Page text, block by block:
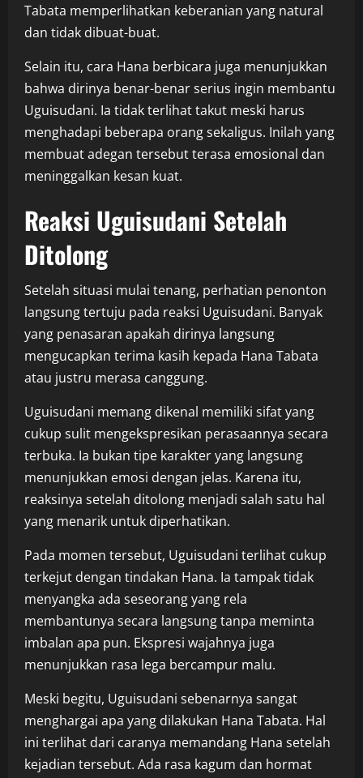
Tabata memperlihatkan keberanian yang natural
dan tidak dibuat-buat.
Selain itu, cara Hana berbicara juga menunjukkan
bahwa dirinya benar-benar serius ingin membantu
Uguisudani. Ia tidak terlihat takut meski harus
menghadapi beberapa orang sekaligus. Inilah yang
membuat adegan tersebut terasa emosional dan
meninggalkan kesan kuat.
Reaksi Uguisudani Setelah
Ditolong
Setelah situasi mulai tenang, perhatian penonton
langsung tertuju pada reaksi Uguisudani. Banyak
yang penasaran apakah dirinya langsung
mengucapkan terima kasih kepada Hana Tabata
atau justru merasa canggung.
Uguisudani memang dikenal memiliki sifat yang
cukup sulit mengekspresikan perasaannya secara
terbuka. Ia bukan tipe karakter yang langsung
menunjukkan emosi dengan jelas. Karena itu,
reaksinya setelah ditolong menjadi salah satu hal
yang menarik untuk diperhatikan.
Pada momen tersebut, Uguisudani terlihat cukup
terkejut dengan tindakan Hana. Ia tampak tidak
menyangka ada seseorang yang rela
membantunya secara langsung tanpa meminta
imbalan apa pun. Ekspresi wajahnya juga
menunjukkan rasa lega bercampur malu.
Meski begitu, Uguisudani sebenarnya sangat
menghargai apa yang dilakukan Hana Tabata. Hal
ini terlihat dari caranya memandang Hana setelah
kejadian tersebut. Ada rasa kagum dan hormat